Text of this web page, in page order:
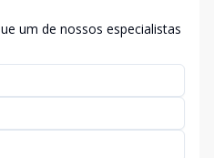
um de nossos especialistas